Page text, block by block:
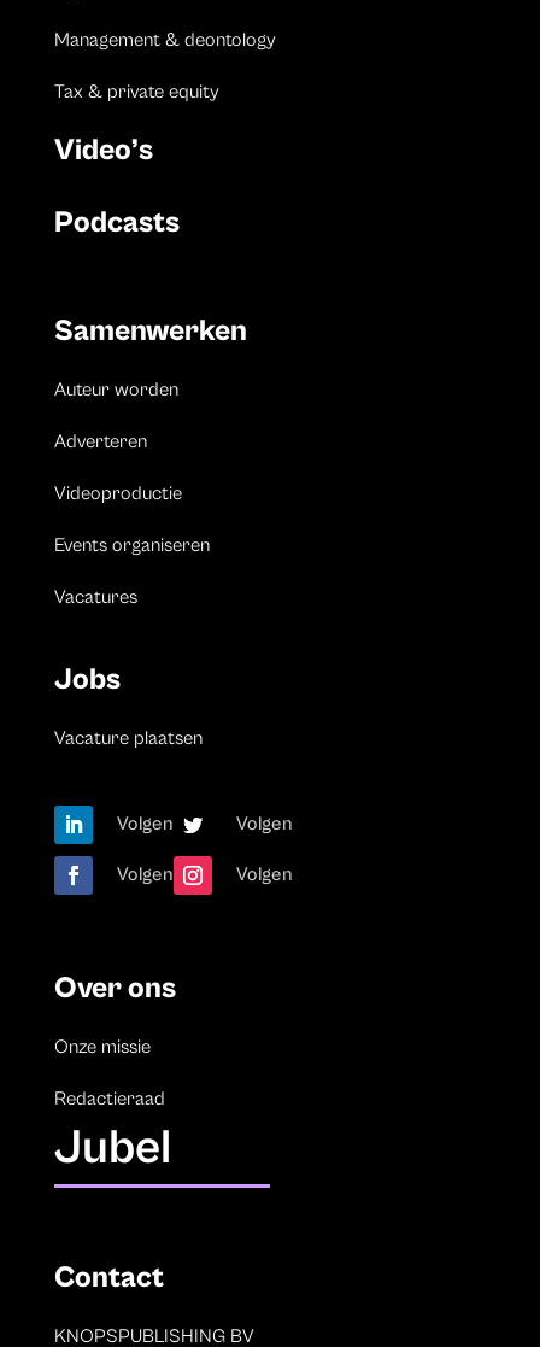
Management & deontology
Tax & private equity
Video’s
Podcasts
Samenwerken
Auteur worden
Adverteren
Videoproductie
Events organiseren
Vacatures
Jobs
Vacature plaatsen
Volgen Volgen
Volgen Volgen
Over ons
Onze missie
Redactieraad
Jubel
Contact
KNOPSPUBLISHING BV